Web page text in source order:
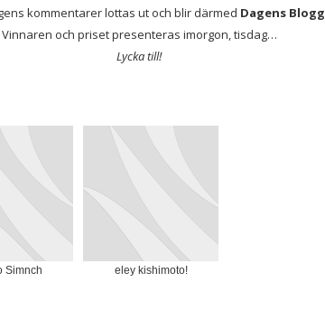
kommentarer lottas ut och blir därmed Dagens Blogg
Vinnaren och priset presenteras imorgon, tisdag…
Lycka till!
Simnch eley kishimoto!